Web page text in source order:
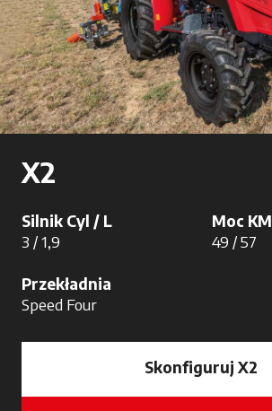
X2
Silnik Cyl / L
3 / 1,9
Moc KM
49 / 57
Przekładnia
Speed Four
Skonfiguruj X2